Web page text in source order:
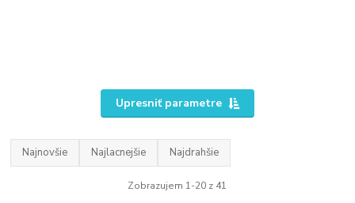
Upresniť parametre
Najnovšie Najlacnejšie Najdrahšie
Zobrazujem 1-20 z 41